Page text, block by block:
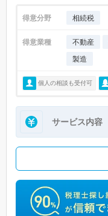
得意分野 相続税
得意業種 不動産
製造
個人の相談も受付可
サービス内容